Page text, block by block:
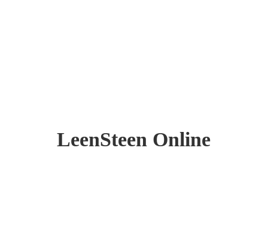
LeenSteen Online